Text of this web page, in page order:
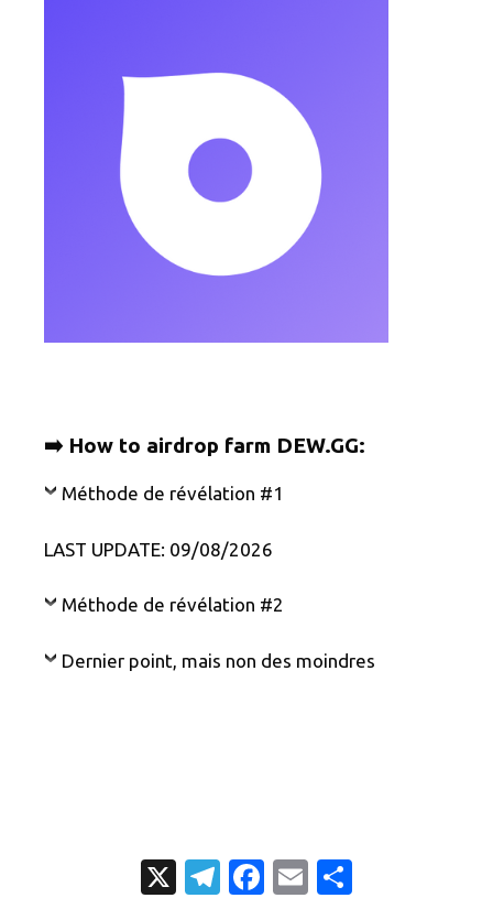
➡️ How to airdrop farm DEW.GG:
Méthode de révélation #1
LAST UPDATE: 09/08/2026
Méthode de révélation #2
Dernier point, mais non des moindres
X
T
Fa E